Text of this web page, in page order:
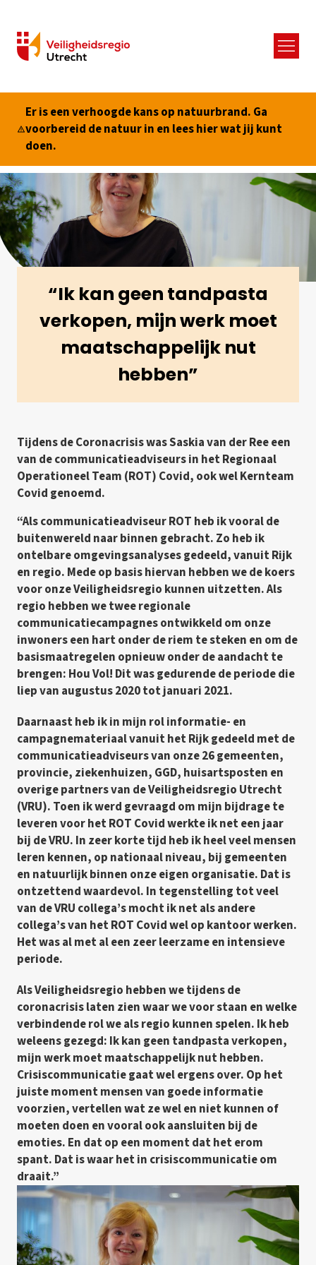
Menu
Er is een verhoogde kans op natuurbrand. Ga
voorbereid de natuur in en lees hier wat jij kunt
doen.
“Ik kan geen tandpasta
verkopen, mijn werk moet
maatschappelijk nut
hebben”
Tijdens de Coronacrisis was Saskia van der Ree een
van de communicatieadviseurs in het Regionaal
Operationeel Team (ROT) Covid, ook wel Kernteam
Covid genoemd.
“Als communicatieadviseur ROT heb ik vooral de
buitenwereld naar binnen gebracht. Zo heb ik
ontelbare omgevingsanalyses gedeeld, vanuit Rijk
en regio. Mede op basis hiervan hebben we de koers
voor onze Veiligheidsregio kunnen uitzetten. Als
regio hebben we twee regionale
communicatiecampagnes ontwikkeld om onze
inwoners een hart onder de riem te steken en om de
basismaatregelen opnieuw onder de aandacht te
brengen: Hou Vol! Dit was gedurende de periode die
liep van augustus 2020 tot januari 2021.
Daarnaast heb ik in mijn rol informatie- en
campagnemateriaal vanuit het Rijk gedeeld met de
communicatieadviseurs van onze 26 gemeenten,
provincie, ziekenhuizen, GGD, huisartsposten en
overige partners van de Veiligheidsregio Utrecht
(VRU). Toen ik werd gevraagd om mijn bijdrage te
leveren voor het ROT Covid werkte ik net een jaar
bij de VRU. In zeer korte tijd heb ik heel veel mensen
leren kennen, op nationaal niveau, bij gemeenten
en natuurlijk binnen onze eigen organisatie. Dat is
ontzettend waardevol. In tegenstelling tot veel
van de VRU collega’s mocht ik net als andere
collega’s van het ROT Covid wel op kantoor werken.
Het was al met al een zeer leerzame en intensieve
periode.
Als Veiligheidsregio hebben we tijdens de
coronacrisis laten zien waar we voor staan en welke
verbindende rol we als regio kunnen spelen. Ik heb
weleens gezegd: Ik kan geen tandpasta verkopen,
mijn werk moet maatschappelijk nut hebben.
Crisiscommunicatie gaat wel ergens over. Op het
juiste moment mensen van goede informatie
voorzien, vertellen wat ze wel en niet kunnen of
moeten doen en vooral ook aansluiten bij de
emoties. En dat op een moment dat het erom
spant. Dat is waar het in crisiscommunicatie om
draait.”